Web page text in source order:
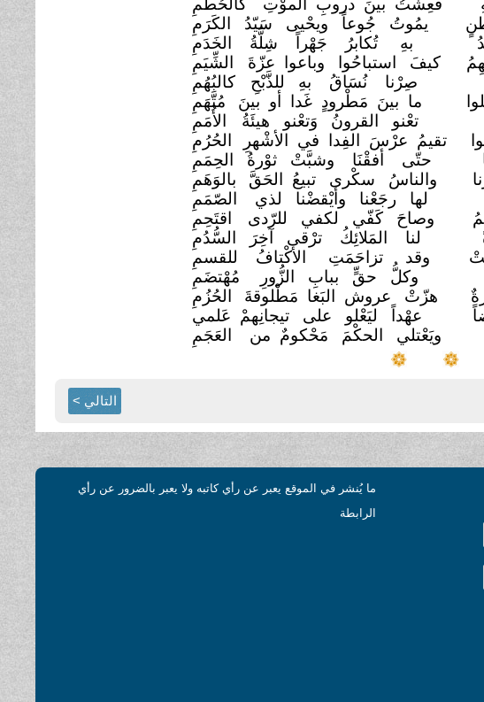
فعِشْتُ بينَ دروبِ الموْتِ
كالحُطَمِ
يمُوتُ جُوعاً ويحْيى سَيّدُ الكَرَمِ
بهِ تُكابرُ جَهْراً شِلَّةُ الخَدَمِ
كيفَ استباحُوا وباعوا عزّةَ
الشِّيَمِ
صِرْنا نُسَاقُ بهِ للذَّبْحِ كالبُهُمِ
ما بينَ مَطْرودٍ غَدا أو بينَ
مُتَّهَمِ
تعْنو القرونُ وَتعْنو هيئَةُ
الأُمَمِ
تقيمُ عرْسَ الفِدا في الأشْهرِ
الحُرُمِ
حتّى أفقْنَا وشبَّتْ ثوْرةُ الحِمَمِ
والناسُ سكْرى تبيعُ الحَقَّ
بالوَهَمِ
لها رجَعْنا وأيْقضْنا لذي
الصّمَمِ
وصاحَ كَفّي لكفي للرّدى
اقتَحِمِ
لنا المَلائِكُ ترْقى آخِرَ السُّدُمِ
وقد تزاحَمَتِ الأكْتافُ للقسمِ
وكلُّ حقٍّ ببابِ الزُّورِ
مُهْتضَمِ
هزّتْ عروش البَغا مَطْلوقةَ
الحُزُمِ
عهْداً ليَعْلو على تيجانِهمْ عَلمي
ويَعْتلي الحكْمَ مَحْكومٌ من
العَجَمِ
التالي >
ما يُنشر في الموقع يعبر عن رأي كاتبه ولا يعبر بالضرور عن رأي
الرابطة